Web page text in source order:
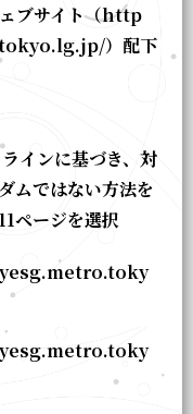
ブサイト（http
）配下
インに基づき、対
ムではない方法を
ページを選択